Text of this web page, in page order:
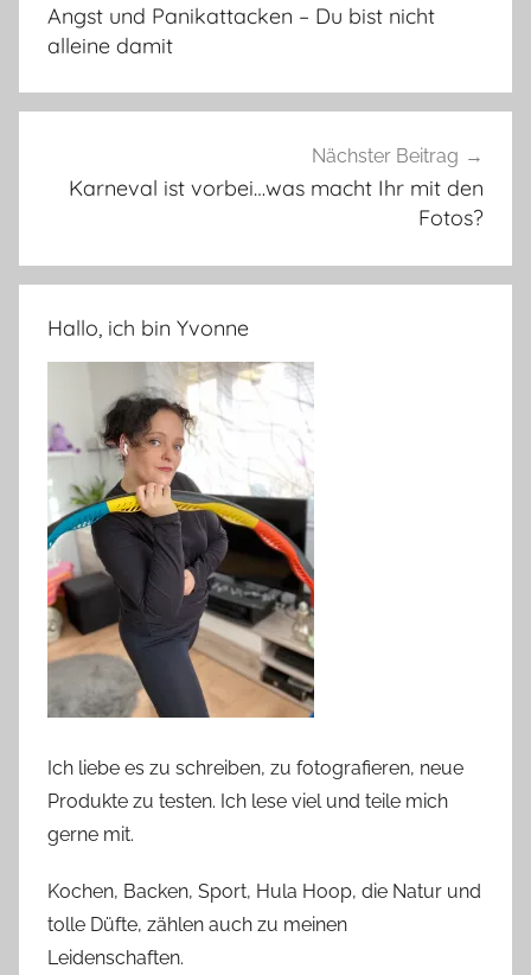
Angst und Panikattacken – Du bist nicht
alleine damit
Nächster Beitrag
Karneval ist vorbei…was macht Ihr mit den
Fotos?
Hallo, ich bin Yvonne
Ich liebe es zu schreiben, zu fotografieren, neue
Produkte zu testen. Ich lese viel und teile mich
gerne mit.
Kochen, Backen, Sport, Hula Hoop, die Natur und
tolle Düfte, zählen auch zu meinen
Leidenschaften.